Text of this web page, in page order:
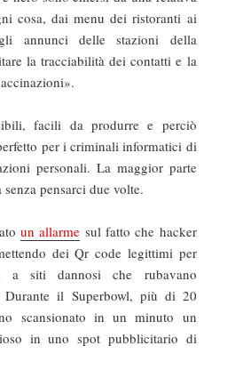
cosa, dai menu dei ristoranti ai
annunci delle stazioni della
la tracciabilità dei contatti e la
facili da produrre e perciò
per i criminali informatici di
personali. La maggior parte
pensarci due volte.
un allarme sul fatto che hacker
dei Qr code legittimi per
a siti dannosi che rubavano
Durante il Superbowl, più di 20
scansionato in un minuto un
in uno spot pubblicitario di